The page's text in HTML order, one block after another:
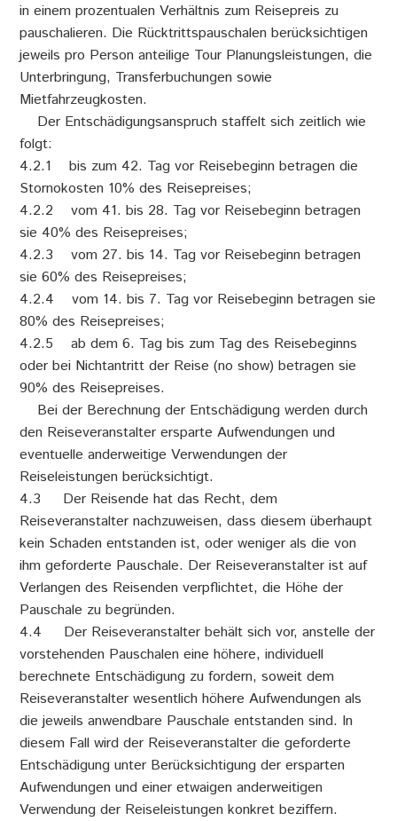
in einem prozentualen Verhältnis zum Reisepreis zu
pauschalieren. Die Rücktrittspauschalen berücksichtigen
jeweils pro Person anteilige Tour Planungsleistungen, die
Unterbringung, Transferbuchungen sowie
Mietfahrzeugkosten.
Der Entschädigungsanspruch staffelt sich zeitlich wie
folgt:
4.2.1 bis zum 42. Tag vor Reisebeginn betragen die
Stornokosten 10% des Reisepreises;
4.2.2 vom 41. bis 28. Tag vor Reisebeginn betragen
sie 40% des Reisepreises;
4.2.3 vom 27. bis 14. Tag vor Reisebeginn betragen
sie 60% des Reisepreises;
4.2.4 vom 14. bis 7. Tag vor Reisebeginn betragen sie
80% des Reisepreises;
4.2.5 ab dem 6. Tag bis zum Tag des Reisebeginns
oder bei Nichtantritt der Reise (no show) betragen sie
90% des Reisepreises.
Bei der Berechnung der Entschädigung werden durch
den Reiseveranstalter ersparte Aufwendungen und
eventuelle anderweitige Verwendungen der
Reiseleistungen berücksichtigt.
4.3 Der Reisende hat das Recht, dem
Reiseveranstalter nachzuweisen, dass diesem überhaupt
kein Schaden entstanden ist, oder weniger als die von
ihm geforderte Pauschale. Der Reiseveranstalter ist auf
Verlangen des Reisenden verpflichtet, die Höhe der
Pauschale zu begründen.
4.4 Der Reiseveranstalter behält sich vor, anstelle der
vorstehenden Pauschalen eine höhere, individuell
berechnete Entschädigung zu fordern, soweit dem
Reiseveranstalter wesentlich höhere Aufwendungen als
die jeweils anwendbare Pauschale entstanden sind. In
diesem Fall wird der Reiseveranstalter die geforderte
Entschädigung unter Berücksichtigung der ersparten
Aufwendungen und einer etwaigen anderweitigen
Verwendung der Reiseleistungen konkret beziffern.